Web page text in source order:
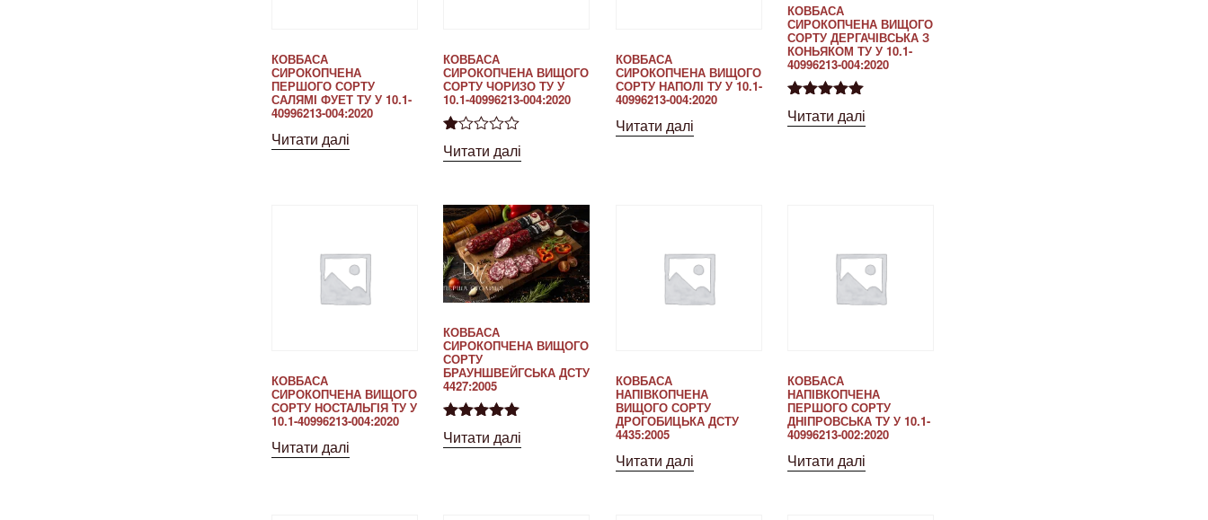
КОВБАСА
СИРОКОПЧЕНА
ПЕРШОГО СОРТУ
САЛЯМІ ФУЕТ ТУ У 10.1-
40996213-004:2020
Читати далі
КОВБАСА
СИРОКОПЧЕНА ВИЩОГО
СОРТУ ЧОРИЗО ТУ У
10.1-40996213-004:2020
О
ці
1.
00
з
5
Читати далі
КОВБАСА
СИРОКОПЧЕНА ВИЩОГО
СОРТУ НАПОЛІ ТУ У 10.1-
40996213-004:2020
Читати далі
КОВБАСА
СИРОКОПЧЕНА ВИЩОГО
СОРТУ ДЕРГАЧІВСЬКА З
КОНЬЯКОМ ТУ У 10.1-
40996213-004:2020
Оцінено в
5.00з 5
Читати далі
КОВБАСА
СИРОКОПЧЕНА ВИЩОГО
СОРТУ НОСТАЛЬГІЯ ТУ У
10.1-40996213-004:2020
Читати далі
КОВБАСА
СИРОКОПЧЕНА ВИЩОГО
СОРТУ
БРАУНШВЕЙГСЬКА ДСТУ
4427:2005
Оцінено в
5.00з 5
Читати далі
КОВБАСА
НАПІВКОПЧЕНА
ВИЩОГО СОРТУ
ДРОГОБИЦЬКА ДСТУ
4435:2005
Читати далі
КОВБАСА
НАПІВКОПЧЕНА
ПЕРШОГО СОРТУ
ДНІПРОВСЬКА ТУ У 10.1-
40996213-002:2020
Читати далі